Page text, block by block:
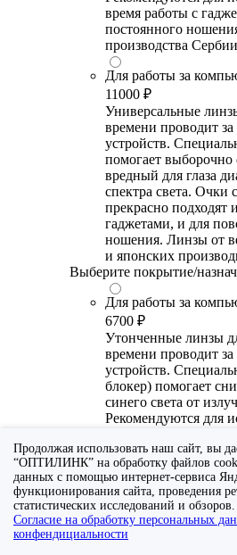
время работы с
постоянного
производства
Для работы за
11000 ₽
Универсальные
времени проводит
устройств.
помогает выборочно
вредный для глаза
спектра света. Очки
прекрасно подходят
гаджетами, и для
ношения. Линзы от
и японских
Выберите покрытие/
Для работы за
6700 ₽
Утонченные линзы
времени проводит
устройств.
блокер) помогает
синего света от
Рекомендуются для
постоянного
производства
Для работы за
20300 ₽
Универсальные
тех, кто много
Продолжая использовать наш сайт, вы
“ОПТИЛИНК” на обработку файлов
данных с помощью интернет-сервиса
функционирования сайта, проведения
статистических исследований и обзоров.
Согласие на обработку персональных
конфендициальности